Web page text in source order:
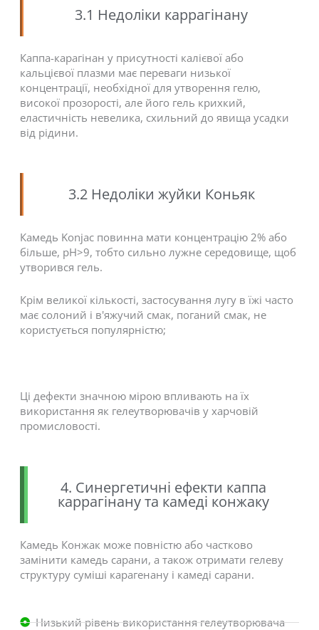
3.1 Недоліки каррагінану
Каппа-карагінан у присутності калієвої або
кальцієвої плазми має переваги низької
концентрації, необхідної для утворення гелю,
високої прозорості, але його гель крихкий,
еластичність невелика, схильний до явища усадки
від рідини.
3.2 Недоліки жуйки Коньяк
Камедь Konjac повинна мати концентрацію 2% або
більше, pH>9, тобто сильно лужне середовище, щоб
утворився гель.
Крім великої кількості, застосування лугу в їжі часто
має солоний і в'яжучий смак, поганий смак, не
користується популярністю;
Ці дефекти значною мірою впливають на їх
використання як гелеутворювачів у харчовій
промисловості.
4. Синергетичні ефекти каппа
каррагінану та камеді конжаку
Камедь Конжак може повністю або частково
замінити камедь сарани, а також отримати гелеву
структуру суміші карагенану і камеді сарани.
Низький рівень використання гелеутворювача